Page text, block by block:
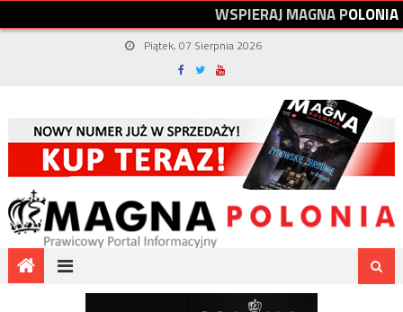
WSPIERAJMAGNAPOLONIA
Piątek, 07 Sierpnia 2026